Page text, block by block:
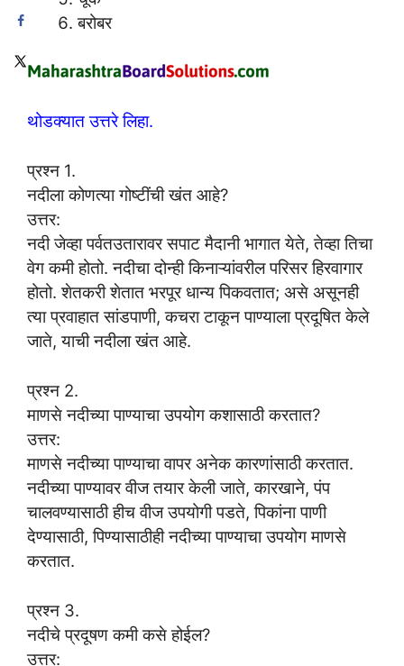
बरोबर
थोडक्यात उत्तरे लिहा.
प्रश्न 1.
नदीला कोणत्या गोष्टींची खंत आहे?
उत्तर:
नदी जेव्हा पर्वतउतारावर सपाट मैदानी भागात येते, तेव्हा तिचा
वेग कमी होतो. नदीचा दोन्ही किनाऱ्यांवरील परिसर हिरवागार
होतो. शेतकरी शेतात भरपूर धान्य पिकवतात; असे असूनही
त्या प्रवाहात सांडपाणी, कचरा टाकून पाण्याला प्रदूषित केले
जाते, याची नदीला खंत आहे.
प्रश्न 2.
माणसे नदीच्या पाण्याचा उपयोग कशासाठी करतात?
उत्तर:
माणसे नदीच्या पाण्याचा वापर अनेक कारणांसाठी करतात.
नदीच्या पाण्यावर वीज तयार केली जाते, कारखाने, पंप
चालवण्यासाठी हीच वीज उपयोगी पडते, पिकांना पाणी
देण्यासाठी, पिण्यासाठीही नदीच्या पाण्याचा उपयोग माणसे
करतात.
प्रश्न 3.
नदीचे प्रदूषण कमी कसे होईल?
उत्तर: